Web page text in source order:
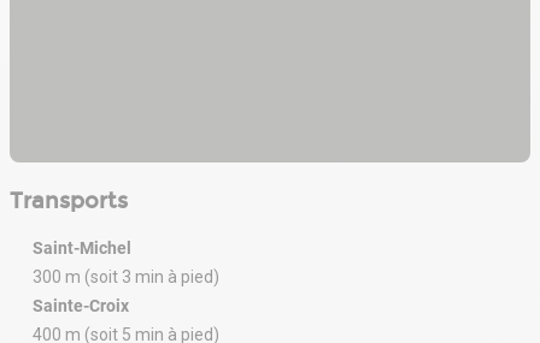
Transports
Saint-Michel
300 m (soit 3 min à pied)
Sainte-Croix
400 m (soit 5 min à pied)